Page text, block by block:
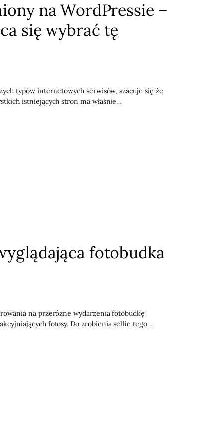
na WordPressie –
się wybrać tę
typów internetowych serwisów, szacuje się że
istniejących stron ma właśnie…
fotobudka
na przeróżne wydarzenia fotobudkę
fotosy. Do zrobienia selfie tego…